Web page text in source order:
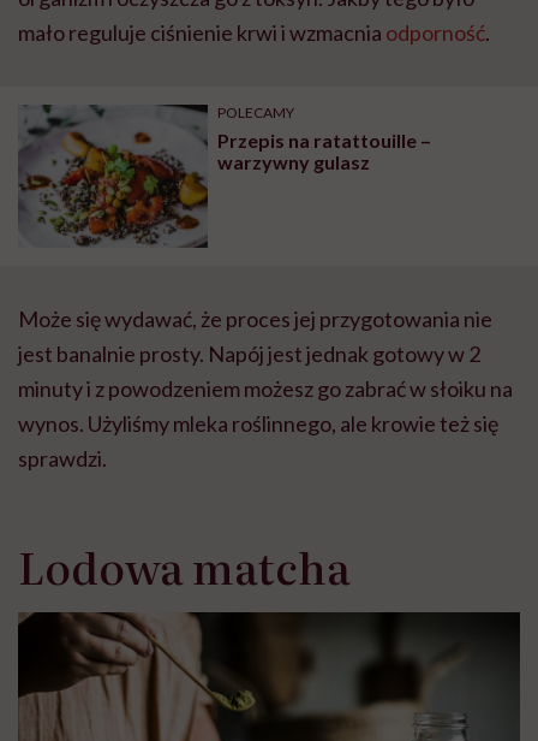
mało reguluje ciśnienie krwi i wzmacnia odporność.
POLECAMY
Przepis na ratattouille –
warzywny gulasz
Może się wydawać, że proces jej przygotowania nie
jest banalnie prosty. Napój jest jednak gotowy w 2
minuty i z powodzeniem możesz go zabrać w słoiku na
wynos. Użyliśmy mleka roślinnego, ale krowie też się
sprawdzi.
Lodowa matcha